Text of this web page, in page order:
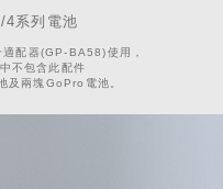
系列電池
配器(GP-BA58)使用，
不包含此配件
及兩塊GoPro電池。